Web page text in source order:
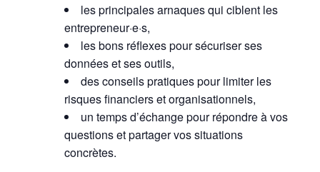
les principales arnaques qui ciblent les
entrepreneur·e·s,
les bons réflexes pour sécuriser ses
données et ses outils,
des conseils pratiques pour limiter les
risques financiers et organisationnels,
un temps d’échange pour répondre à vos
questions et partager vos situations
concrètes.